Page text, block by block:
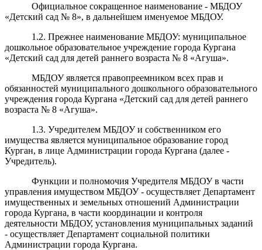
Официальное сокращенное наименование - МБДОУ
«Детский сад № 8», в дальнейшем именуемое МБДОУ.
1.2. Прежнее наименование МБДОУ: муниципальное
дошкольное образовательное учреждение города Кургана
«Детский сад для детей раннего возраста № 8 «Агуша».
МБДОУявляется правопреемником всех прав и
обязанностей муниципального дошкольного образовательного
учреждения города Кургана «Детский сад для детей раннего
возраста № 8 «Агуша».
1.3. Учредителем МБДОУ и собственником его
имущества является муниципальное образование город
Курган, в лице Администрации города Кургана (далее -
Учредитель).
Функции и полномочия Учредителя МБДОУ в части
управления имуществом МБДОУ - осуществляет Департамент
имущественных и земельных отношений Администрации
города Кургана, в части координации и контроля
деятельности МБДОУ, установления муниципальных заданий
- осуществляет Департамент социальной политики
Администрации города Кургана.